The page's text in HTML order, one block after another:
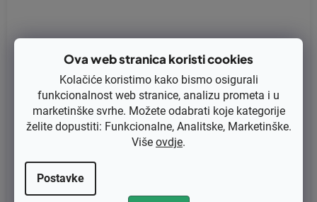
Ova web stranica koristi cookies
Kolačiće koristimo kako bismo osigurali
funkcionalnost web stranice, analizu prometa i u
marketinške svrhe. Možete odabrati koje kategorije
želite dopustiti: Funkcionalne, Analitske, Marketinške.
Više ovdje.
Postavke
Brtva Partner K970II zamjenjuje original 544229806